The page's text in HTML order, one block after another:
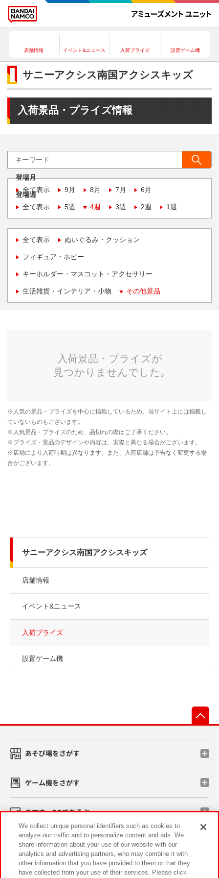
店舗情報 イベント&ニュース 入荷プライズ 設置ゲーム機
サニーアクシス南国アクシスキッズ
入荷景品・プライズ情報
登場月
全て表示
9月 8月 7月 6月
登場週
全て表示
5週 4週 3週 2週 1週
全て表示 ぬいぐるみ・クッション
フィギュア・ホビー
キーホルダー・マスコット・アクセサリー
生活雑貨・インテリア・小物 その他景品
サニーアクシス南国アクシスキッズ
店舗情報
イベント&ニュース
入荷プライズ
設置ゲーム機
あそび場をさがす
ゲーム機をさがす
スマホ・PCであそぶ
イベント・キャンペーン
We collect unique personal identifiers such as cookies to
analyze our traffic and to personalize content and ads. We
share information about your use of our website with our
analytics and advertising partners, who may combine it with
other information that you have provided to them or that they
have collected from your use of their services. Please click